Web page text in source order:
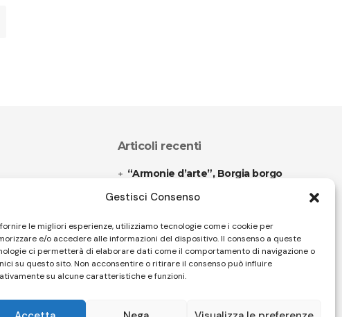
Gestisci Consenso
le migliori esperienze, utilizziamo tecnologie come i cookie per
e/o accedere alle informazioni del dispositivo. Il consenso a queste
ci permetterà di elaborare dati come il comportamento di navigazione o
su questo sito. Non acconsentire o ritirare il consenso può influire
su alcune caratteristiche e funzioni.
Articoli recenti
“Armonie d’arte”, Borgia borgo
Follow US